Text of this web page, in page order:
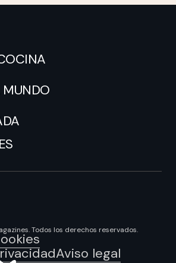
Todos los derechos reservados.
Aviso legal